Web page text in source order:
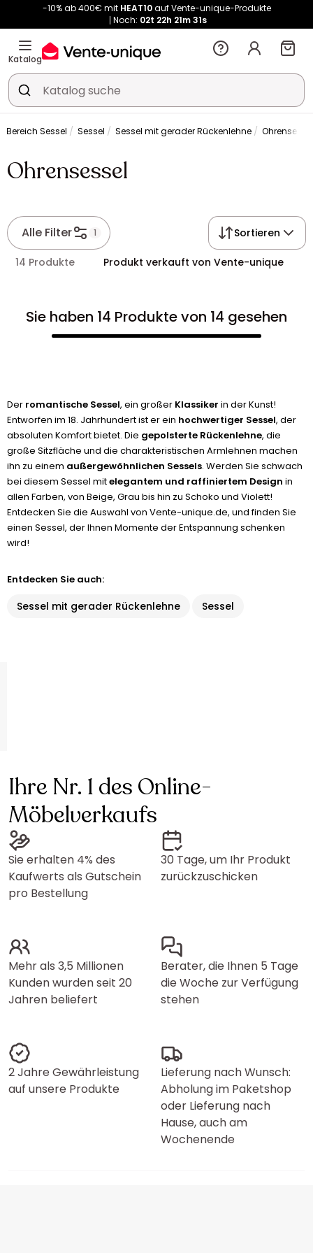
Noch:02t 22h 21m30s
Kauf-unique wird zu Vente-unique - Gleicher Shop, neuer Name!
-10% ab 400€ mitHEAT10auf Vente-unique-Produkte
Noch:02t22h
Katalog
Bereich Sessel Sessel Sessel mit gerader Rückenlehne Ohrensessel
Ohrensessel
Alle Filter 1 Sortieren
14 Produkte Produkt verkauft von Vente-unique
Sie haben 14 Produkte von 14 gesehen
Der romantische Sessel, ein großer Klassiker in der Kunst!
Entworfen im 18. Jahrhundert ist er ein hochwertiger Sessel, der
absoluten Komfort bietet. Die gepolsterte Rückenlehne, die
große Sitzfläche und die charakteristischen Armlehnen machen
ihn zu einem außergewöhnlichen Sessels. Werden Sie schwach
bei diesem Sessel mitelegantem und raffiniertem Design in
allen Farben, von Beige, Grau bis hin zu Schoko und Violett!
Entdecken Sie die Auswahl von Vente-unique.de, und finden Sie
einen Sessel, der Ihnen Momente der Entspannung schenken
wird!
Entdecken Sie auch:
Sessel mit gerader Rückenlehne Sessel
Ihre Nr. 1 des Online-
Möbelverkaufs
Sie erhalten 4% des
Kaufwerts als Gutschein
pro Bestellung
30 Tage, um Ihr Produkt
zurückzuschicken
Mehr als 3,5 Millionen
Kunden wurden seit 20
Jahren beliefert
Berater, die Ihnen 5 Tage
die Woche zur Verfügung
stehen
2 Jahre Gewährleistung
auf unsere Produkte
Lieferung nach Wunsch:
Abholung im Paketshop
oder Lieferung nach
Hause, auch am
Wochenende